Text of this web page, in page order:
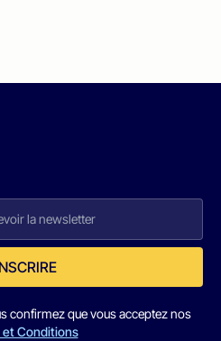
confirmez que vous acceptez nos
et Conditions